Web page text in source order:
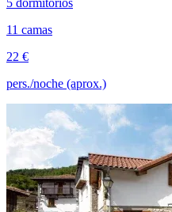
5 dormitorios
11 camas
22 €
pers./noche (aprox.)